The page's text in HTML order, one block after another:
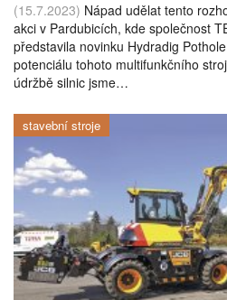
(15.7.2023) Nápad udělat tento
akci v Pardubicích, kde společnost
představila novinku Hydradig
potenciálu tohoto multifunkčního
údržbě silnic jsme…
stavební stroje